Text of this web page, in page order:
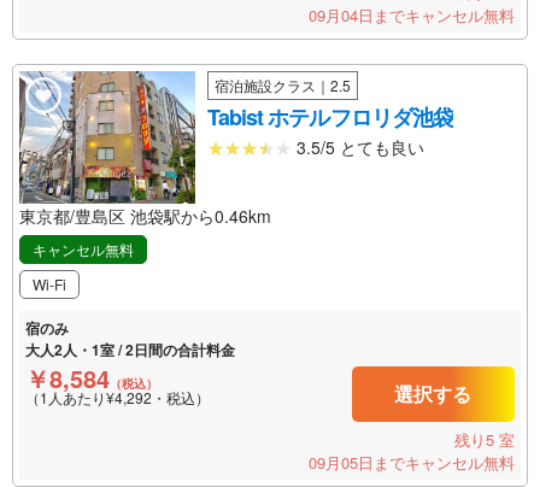
09月04日までキャンセル無料
宿泊施設クラス｜2.5
Tabist ホテルフロリダ池袋
3.5/5 とても良い
東京都/豊島区 池袋駅から0.46km
キャンセル無料
Wi-Fi
宿のみ
大人2人・1室 / 2日間の合計料金
￥8,584 （税込）
（1人あたり¥4,292・税込） 選択する
残り5 室
09月05日までキャンセル無料